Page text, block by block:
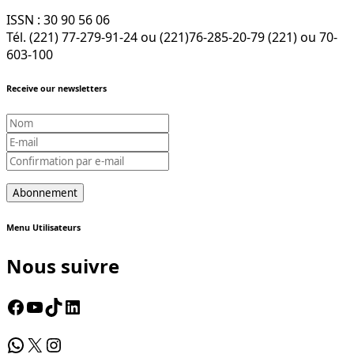
ISSN : 30 90 56 06
Tél. (221) 77-279-91-24 ou (221)76-285-20-79 (221) ou 70-
603-100
Receive our newsletters
Menu Utilisateurs
Nous suivre
Facebook
YouTube
TikTokLinkedIn
WhatsApp
X Instagram